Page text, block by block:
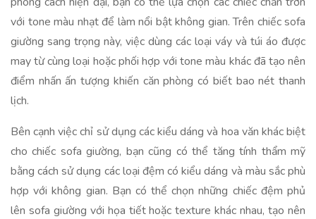
với tone màu nhạt để làm nổi bật không gian. Trên chiếc sofa
giường sang trọng này, việc dùng các loại váy và túi áo được
may từ cùng loại hoặc phối hợp với tone màu khác đã tạo nên
điểm nhấn ấn tượng khiến căn phòng có biết bao nét thanh
lịch.
Bên cạnh việc chỉ sử dụng các kiểu dáng và hoa văn khác biệt
cho chiếc sofa giường, bạn cũng có thể tăng tính thẩm mỹ
bằng cách sử dụng các loại đệm có kiểu dáng và màu sắc phù
hợp với không gian. Bạn có thể chọn những chiếc đệm phủ
lên sofa giường với họa tiết hoặc texture khác nhau, tạo nên